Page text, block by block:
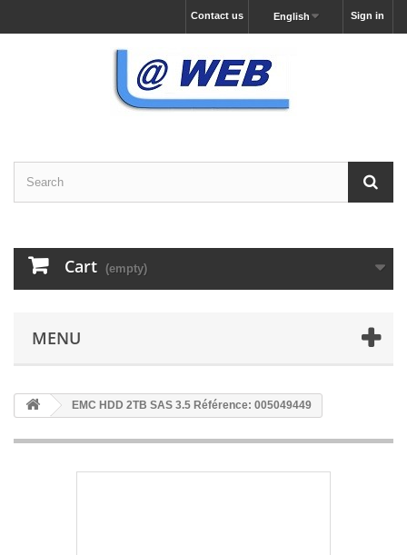
Sign in
English
Contact us
Cart (empty)
MENU
EMC HDD 2TB SAS 3.5 Référence: 005049449